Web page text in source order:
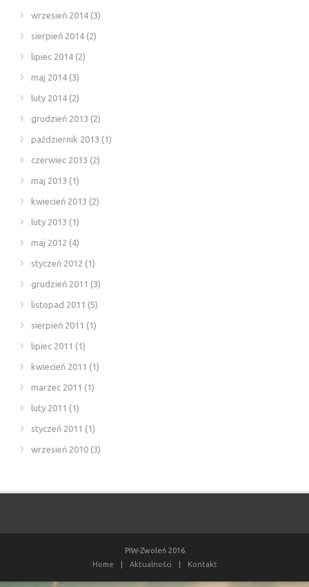
wrzesień 2014 (3)
sierpień 2014 (2)
lipiec 2014 (2)
maj 2014 (3)
luty 2014 (2)
grudzień 2013 (2)
październik 2013 (1)
czerwiec 2013 (2)
maj 2013 (1)
kwiecień 2013 (2)
luty 2013 (1)
maj 2012 (4)
styczeń 2012 (1)
grudzień 2011 (3)
listopad 2011 (5)
sierpień 2011 (1)
lipiec 2011 (1)
kwiecień 2011 (1)
marzec 2011 (1)
luty 2011 (1)
styczeń 2011 (1)
wrzesień 2010 (3)
PIW-Zwoleń 2016
Home
Aktualności Kontakt